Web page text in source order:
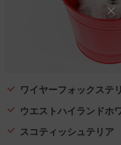
ワイヤーフォックステ
ウエストハイランドホ
スコティッシュテリア